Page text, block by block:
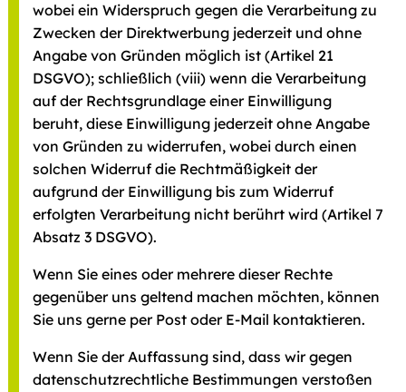
wobei ein Widerspruch gegen die Verarbeitung zu
Zwecken der Direktwerbung jederzeit und ohne
Angabe von Gründen möglich ist (Artikel 21
DSGVO); schließlich (viii) wenn die Verarbeitung
auf der Rechtsgrundlage einer Einwilligung
beruht, diese Einwilligung jederzeit ohne Angabe
von Gründen zu widerrufen, wobei durch einen
solchen Widerruf die Rechtmäßigkeit der
aufgrund der Einwilligung bis zum Widerruf
erfolgten Verarbeitung nicht berührt wird (Artikel 7
Absatz 3 DSGVO).
Wenn Sie eines oder mehrere dieser Rechte
gegenüber uns geltend machen möchten, können
Sie uns gerne per Post oder E-Mail kontaktieren.
Wenn Sie der Auffassung sind, dass wir gegen
datenschutzrechtliche Bestimmungen verstoßen